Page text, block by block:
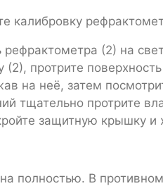
калибровку
(2) на
протрите
на неё, затем
тщательно протрите
защитную крышку
полностью. В